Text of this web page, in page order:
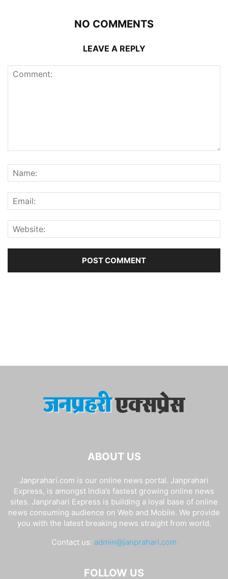
NO COMMENTS
LEAVE A REPLY
ABOUT US
Janprahari.com is our online news portal. Janprahari
Express, is amongst India’s fastest growing online news
sites. Janprahari Express is building a loyal base of online
news consuming audience on Web and Mobile. We provide
you with the latest breaking news straight from world.
Contact us: admin@janprahari.com
FOLLOW US